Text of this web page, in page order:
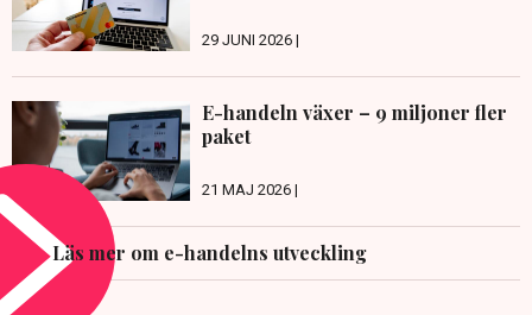
29 JUNI 2026 |
E-handeln växer – 9 miljoner fler
paket
21 MAJ 2026 |
Läs mer om e-handelns utveckling